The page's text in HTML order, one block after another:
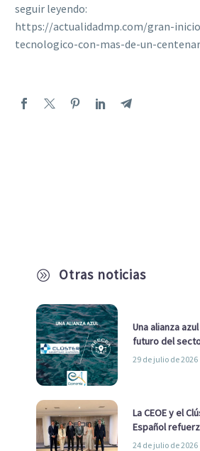
A Otras noticias
Una alianza
futuro del
29 de julio de 2026
La CEOE y el
Español
impulsar una
24 de julio de 2026
seguir leyendo:
https://actualidadmp.com/gran-
tecnologico-con-mas-de-un-